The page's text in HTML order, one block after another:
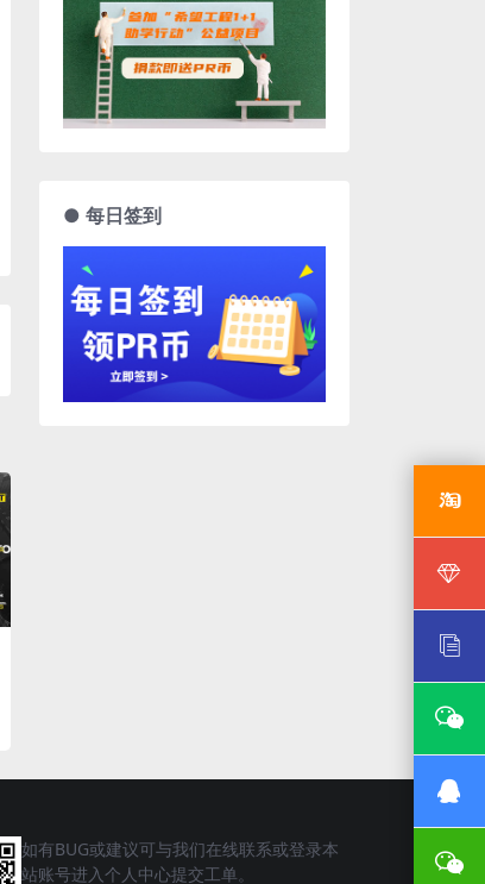
● 每日签到
如有BUG或建议可与我们在线联系或登录本
站账号进入个人中心提交工单。